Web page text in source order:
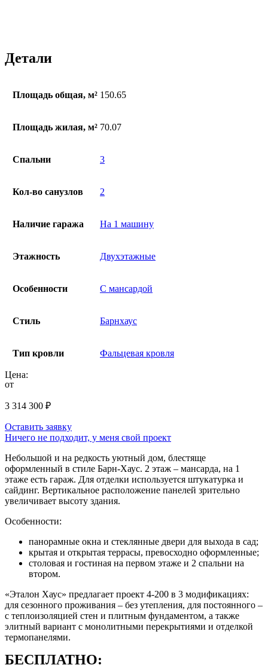
Детали
Площадь общая, м² 150.65
Площадь жилая, м² 70.07
Спальни 3
Кол-во санузлов 2
Наличие гаража На 1 машину
Этажность Двухэтажные
Особенности С мансардой
Стиль Барнхаус
Тип кровли Фальцевая кровля
Цена:
от
3 314 300 ₽
Оставить заявку
Ничего не подходит, у меня свой проект
Небольшой и на редкость уютный дом, блестяще
оформленный в стиле Барн-Хаус. 2 этаж – мансарда, на 1
этаже есть гараж. Для отделки используется штукатурка и
сайдинг. Вертикальное расположение панелей зрительно
увеличивает высоту здания.
Особенности:
панорамные окна и стеклянные двери для выхода в сад;
крытая и открытая террасы, превосходно оформленные;
столовая и гостиная на первом этаже и 2 спальни на
втором.
«Эталон Хаус» предлагает проект 4-200 в 3 модификациях:
для сезонного проживания – без утепления, для постоянного –
с теплоизоляцией стен и плитным фундаментом, а также
элитный вариант с монолитными перекрытиями и отделкой
термопанелями.
БЕСПЛАТНО: